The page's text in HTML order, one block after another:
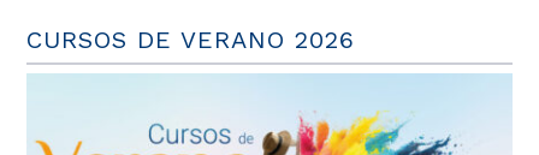
CURSOS DE VERANO 2026